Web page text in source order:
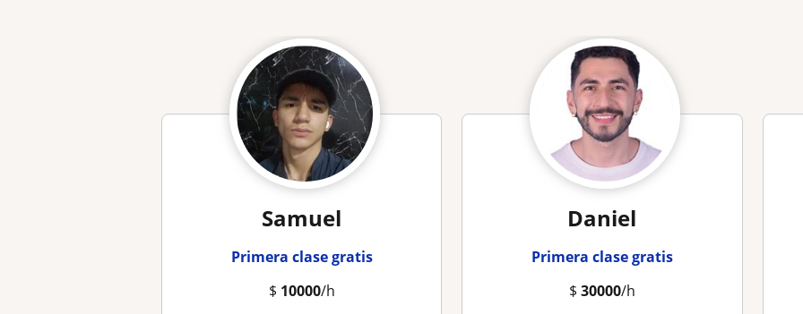
Samuel
Primera clase gratis
$ 10000/h
Daniel
Primera clase gratis
$ 30000/h